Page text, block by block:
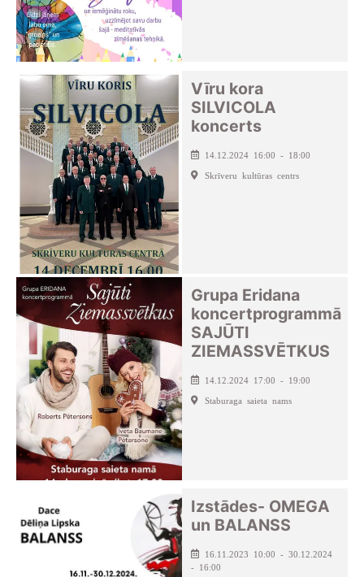
Vīru kora
SILVICOLA
koncerts
14.12.2024 16:00 - 18:00
Skrīveru kultūras centrs
Grupa Eridana
koncertprogrammā
SAJŪTI
ZIEMASSVĒTKUS
14.12.2024 17:00 - 19:00
Staburaga saieta nams
Izstādes- OMEGA
un BALANSS
16.11.2023 10:00 - 30.12.2024
- 16:00